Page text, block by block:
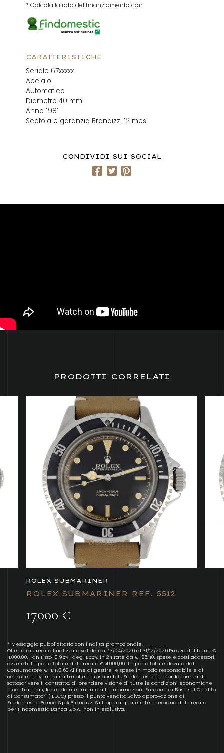
* Calcola la rata del finanziamento con
CARATTERISTICHE
Seriale 67xxxxx
Acciaio
Automatico
Diametro 40 mm
Anno 1981
Scatola e garanzia Brandizzi 12 mesi
CONDIVIDI SUI SOCIAL
PRODOTTI CORRELATI
ROLEX SUBMARINER
ROLEX SUBMARINER REF. 5512
17000 €
* Messaggio pubblicitario con finalità promozionale.
Offerta di credito finalizzato valida dal 13/04/2026 al 31/12/2026:Prezzo del bene €
4.000,00, Tan Fisso 10,95% Taeg 11,55%, in 24 rate da € 186,40, spese e costi accessori
azzerati. Importo totale del credito € 4.000,00. Importo totale dovuto dal
Consumatore € 4.473,60.Al fine di gestire le spese in modo responsabile e di
conoscere eventuali altre offerte disponibili, Findomestic ti ricorda, prima di
sottoscrivere il contratto, di prendere visione di tutte le condizioni economiche
e contrattuali, facendo riferimento alle Informazioni Europee di Base sul Credito
ai Consumatori (IEBCC) presso il punto vendita.Salvo approvazione di
Findomestic Banca S.p.A.Brandizzi S.r.l. opera quale intermediario del credito
per Findomestic Banca S.p.A., non in esclusiva.